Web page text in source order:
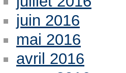
juin 2016
mai 2016
avril 2016